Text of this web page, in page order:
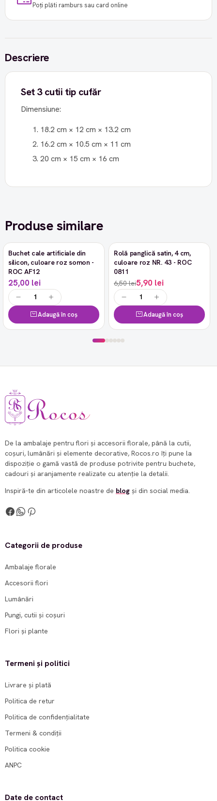
Poți plăti ramburs sau card online
Descriere
Set 3 cutii tip cufăr
Dimensiune:
18.2 cm × 12 cm × 13.2 cm
16.2 cm × 10.5 cm × 11 cm
20 cm × 15 cm × 16 cm
Produse similare
Buchet cale artificiale din
silicon, culoare roz somon -
ROC AF12
25,00 lei
Adaugă în coș
-9%
Rolă panglică satin, 4 cm,
culoare roz NR. 43 - ROC
0811
6,50 lei5,90 lei
Adaugă în coș
De la ambalaje pentru flori și accesorii florale, până la cutii,
coșuri, lumânări și elemente decorative, Rocos.ro îți pune la
dispoziție o gamă vastă de produse potrivite pentru buchete,
cadouri și aranjamente realizate cu atenție la detalii.
Inspiră-te din articolele noastre de blog și din social media.
Categorii de produse
Ambalaje florale
Accesorii flori
Lumânări
Pungi, cutii și coșuri
Flori și plante
Termeni și politici
Livrare și plată
Politica de retur
Politica de confidențialitate
Termeni & condiții
Politica cookie
ANPC
Date de contact